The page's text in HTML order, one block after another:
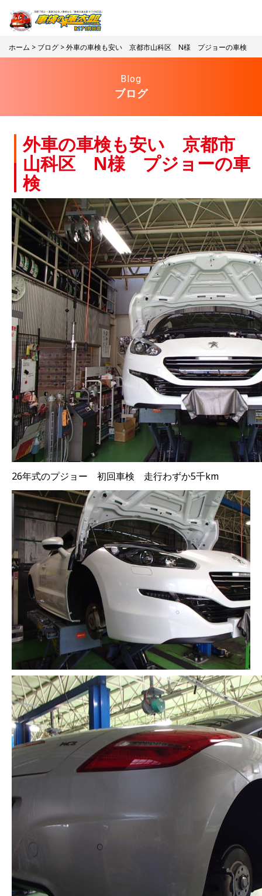
ホーム > ブログ > 外車の車検も安い 京都市山科区 N様 プジョーの車検
Blog
ブログ
外車の車検も安い 京都市
山科区 N様 プジョーの車
検
26年式のプジョー 初回車検 走行わずか5千km